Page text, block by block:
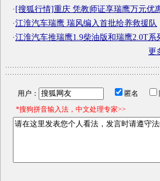
·[搜狐行情]重庆 凭教师证享瑞鹰万元优
·江淮汽车瑞鹰 瑞风编入首批给养救援队
·江淮汽车推瑞鹰1.9柴油版和瑞鹰2.0T系
更
用户： 匿名
*搜狗拼音输入法，中文处理专家>>